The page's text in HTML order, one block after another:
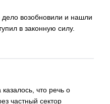
дело возобновили и нашли
в законную силу.
что речь о
частный сектор